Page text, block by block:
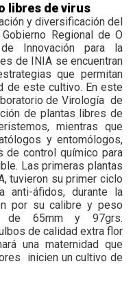
libres de virus
y diversificación del
Regional de O
Innovación para la
de INIA se encuentran
que permitan
de este cultivo. En este
de Virología de
de plantas libres de
mientras que
y entomólogos,
de control químico para
Las primeras plantas
tuvieron su primer ciclo
anti-áfidos, durante la
por su calibre y peso
de 65mm y 97grs.
de calidad extra flor
una maternidad que
inicien un cultivo de